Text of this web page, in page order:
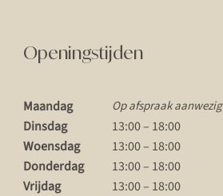
Openingstijden
Maandag Op afspraak aanwezig
Dinsdag
13:00 – 18:00
Woensdag
13:00 – 18:00
Donderdag
13:00 – 18:00
Vrijdag
13:00 – 18:00